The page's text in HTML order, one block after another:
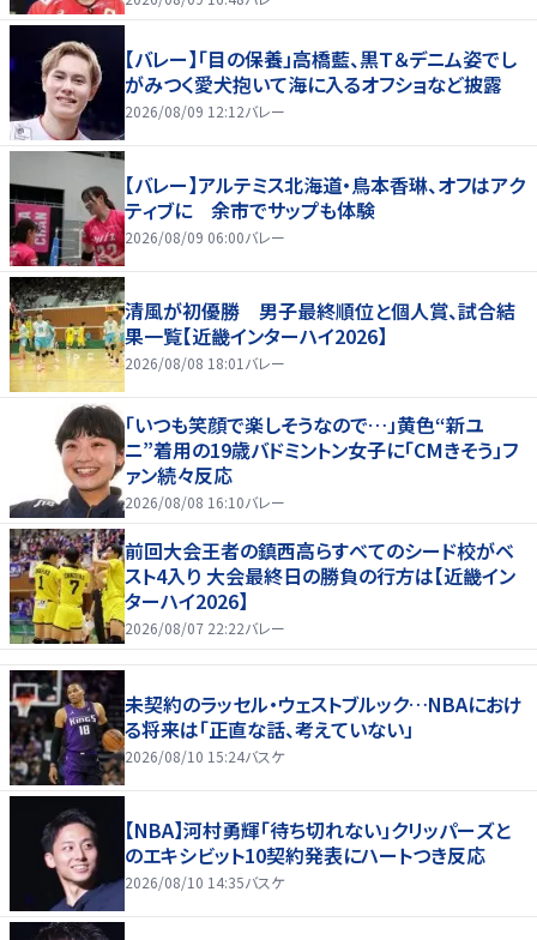
【バレー】「目の保養」高橋藍、黒Ｔ＆デニム姿でし
がみつく愛犬抱いて海に入るオフショなど披露
2026/08/09 12:12バレー
【バレー】アルテミス北海道・鳥本香琳、オフはアク
ティブに 余市でサップも体験
2026/08/09 06:00バレー
清風が初優勝 男子最終順位と個人賞、試合結
果一覧【近畿インターハイ2026】
2026/08/08 18:01 バレー
「いつも笑顔で楽しそうなので…」黄色“新ユ
ニ”着用の19歳バドミントン女子に「CMきそう」フ
ァン続々反応
2026/08/08 16:10バレー
前回大会王者の鎮西高らすべてのシード校がベ
スト4入り 大会最終日の勝負の行方は【近畿イン
ターハイ2026】
2026/08/07 22:22バレー
未契約のラッセル・ウェストブルック…NBAにおけ
る将来は「正直な話、考えていない」
2026/08/10 15:24バスケ
【NBA】河村勇輝「待ち切れない」クリッパーズと
のエキシビット10契約発表にハートつき反応
2026/08/10 14:35バスケ